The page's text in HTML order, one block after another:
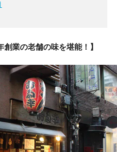
業の老舗の味を堪能！】